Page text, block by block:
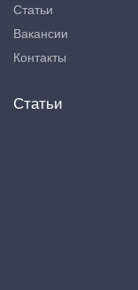
Статьи
Вакансии
Контакты
Статьи